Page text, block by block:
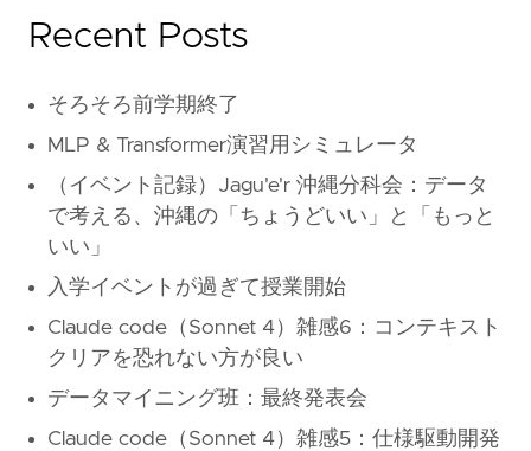
Recent Posts
そろそろ前学期終了
MLP & Transformer演習用シミュレータ
（イベント記録）Jagu'e'r 沖縄分科会：データ
で考える、沖縄の「ちょうどいい」と「もっと
いい」
入学イベントが過ぎて授業開始
Claude code（Sonnet 4）雑感6：コンテキスト
クリアを恐れない方が良い
データマイニング班：最終発表会
Claude code（Sonnet 4）雑感5：仕様駆動開発